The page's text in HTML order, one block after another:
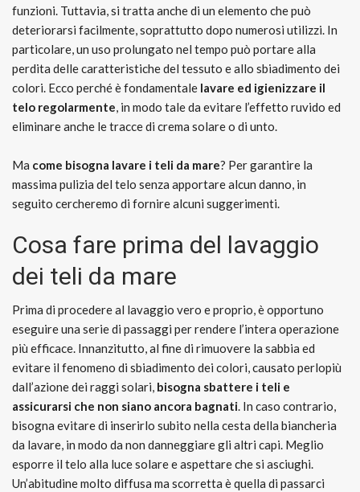
funzioni. Tuttavia, si tratta anche di un elemento che può
deteriorarsi facilmente, soprattutto dopo numerosi utilizzi. In
particolare, un uso prolungato nel tempo può portare alla
perdita delle caratteristiche del tessuto e allo sbiadimento dei
colori. Ecco perché è fondamentale lavare ed igienizzare il
telo regolarmente, in modo tale da evitare l’effetto ruvido ed
eliminare anche le tracce di crema solare o di unto.
Ma come bisogna lavare i teli da mare? Per garantire la
massima pulizia del telo senza apportare alcun danno, in
seguito cercheremo di fornire alcuni suggerimenti.
Cosa fare prima del lavaggio
dei teli da mare
Prima di procedere al lavaggio vero e proprio, è opportuno
eseguire una serie di passaggi per rendere l’intera operazione
più efficace. Innanzitutto, al fine di rimuovere la sabbia ed
evitare il fenomeno di sbiadimento dei colori, causato perlopiù
dall’azione dei raggi solari, bisogna sbattere i teli e
assicurarsi che non siano ancora bagnati. In caso contrario,
bisogna evitare di inserirlo subito nella cesta della biancheria
da lavare, in modo da non danneggiare gli altri capi. Meglio
esporre il telo alla luce solare e aspettare che si asciughi.
Un’abitudine molto diffusa ma scorretta è quella di passarci